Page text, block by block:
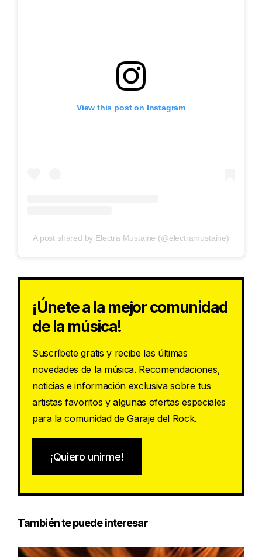
View this post on Instagram
A post shared by Electra Mustaine (@electramustaine)
¡Únete a la mejor comunidad
de la música!
Suscríbete gratis y recibe las últimas
novedades de la música. Recomendaciones,
noticias e información exclusiva sobre tus
artistas favoritos y algunas ofertas especiales
para la comunidad de Garaje del Rock.
¡Quiero unirme!
También te puede interesar